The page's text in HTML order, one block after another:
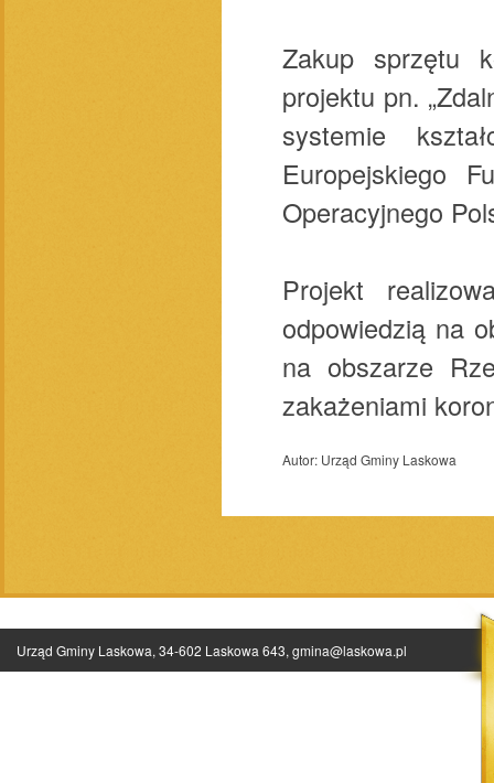
Zakup sprzętu
projektu pn.
systemie
Europejskiego
Operacyjnego
Projekt
odpowiedzią na
na obszarze
zakażeniami
Autor: Urząd Gminy Laskowa
Urząd Gminy Laskowa, 34-602 Laskowa 643, gmina@laskowa.pl